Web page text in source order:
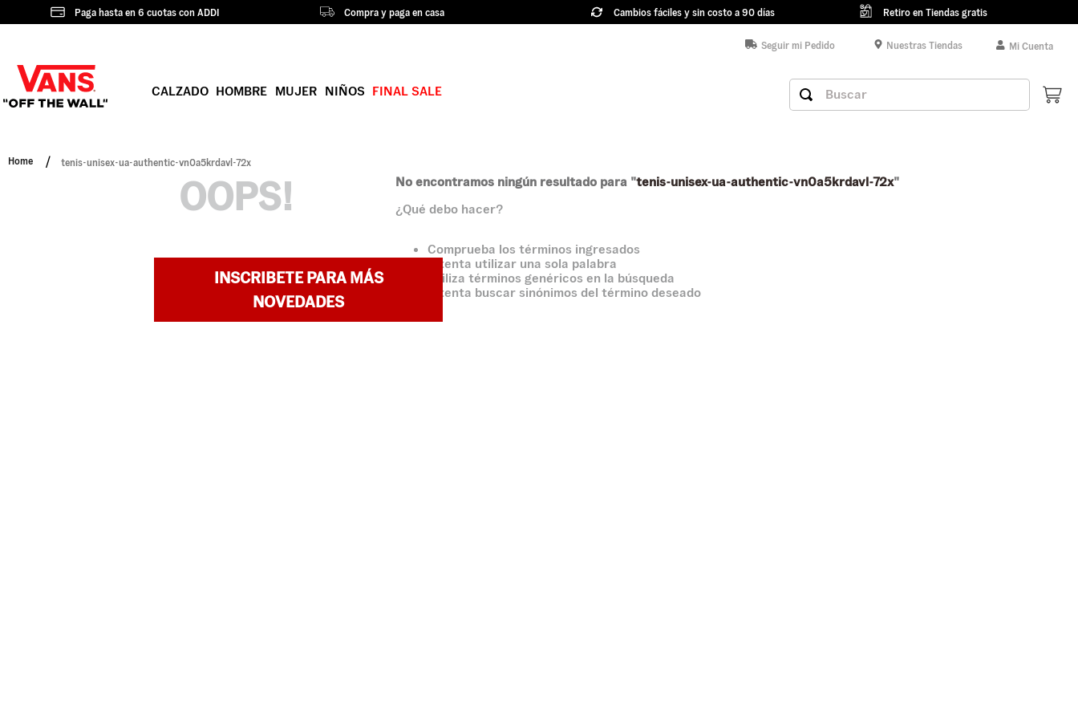
Paga hasta en 6 cuotas con ADDI Compra y paga en casa Cambios fáciles y sin costo a 90 días Retiro en Tiendas gratis
Seguir mi Pedido Nuestras Tiendas Mi Cuenta
CALZADO HOMBRE MUJER NIÑOS FINAL SALE Buscar
tenis-unisex-ua-authentic-vn0a5krdavl-72x
OOPS! No encontramos ningún resultado para "tenis-unisex-ua-authentic-vn0a5krdavl-72x"
¿Qué debo hacer?
Comprueba los términos ingresados
Intenta utilizar una sola palabra
Utiliza términos genéricos en la búsqueda
Intenta buscar sinónimos del término deseado
INSCRIBETE PARA MÁS
NOVEDADES
2.
knu skool
5.
old skool
6.
knu